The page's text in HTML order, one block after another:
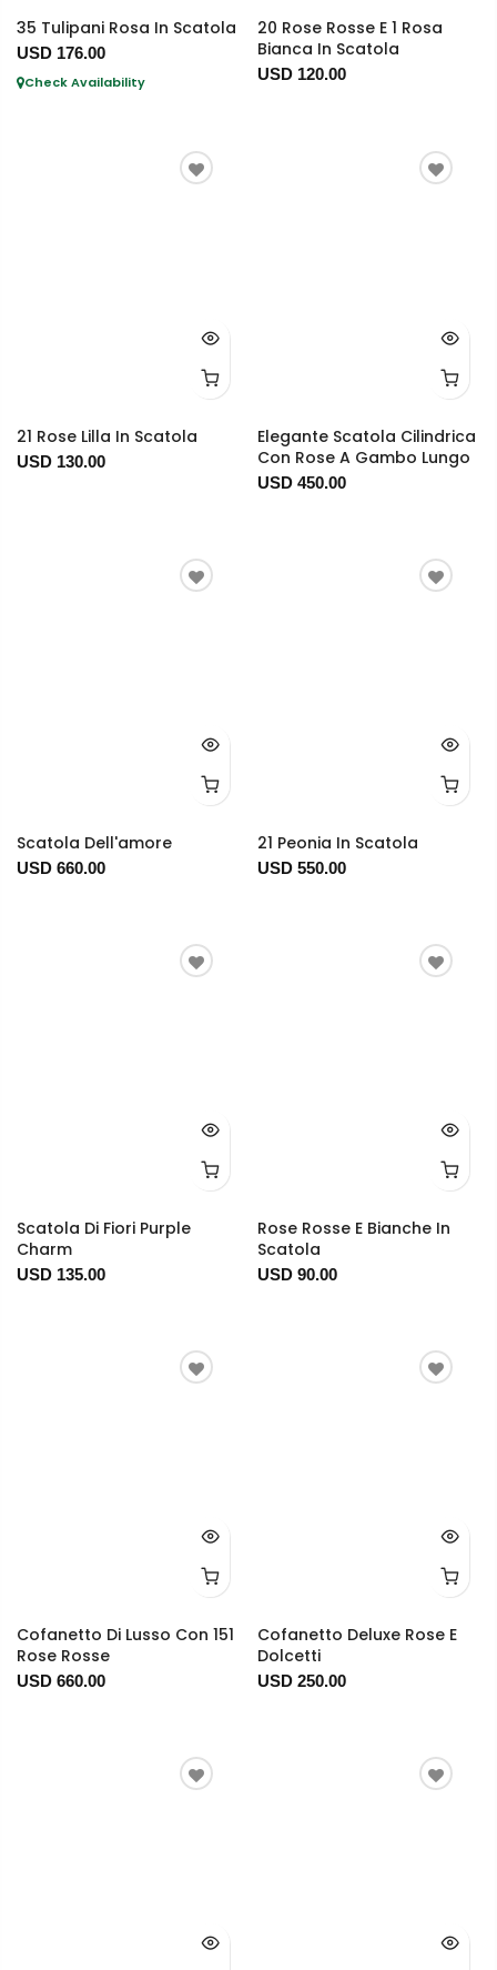
35 Tulipani Rosa In Scatola
USD 176.00
Check Availability
20 Rose Rosse E 1 Rosa
Bianca In Scatola
USD 120.00
21 Rose Lilla In Scatola
USD 130.00
Elegante Scatola Cilindrica
Con Rose A Gambo Lungo
USD 450.00
Scatola Dell'amore
USD 660.00
21 Peonia In Scatola
USD 550.00
Scatola Di Fiori Purple
Charm
USD 135.00
Rose Rosse E Bianche In
Scatola
USD 90.00
Cofanetto Di Lusso Con 151
Rose Rosse
USD 660.00
Cofanetto Deluxe Rose E
Dolcetti
USD 250.00